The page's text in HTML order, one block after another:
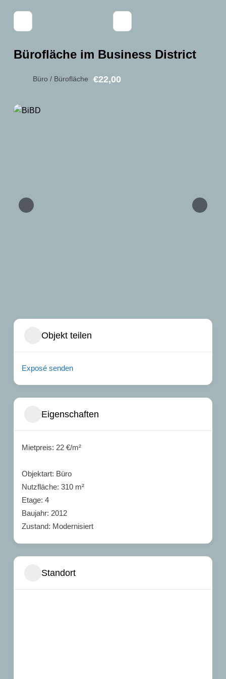
Bürofläche im Business District
Büro / Bürofläche €22,00
Objekt teilen
Exposé senden
Eigenschaften
Mietpreis: 22 €/m²
Objektart: Büro
Nutzfläche: 310 m²
Etage: 4
Baujahr: 2012
Zustand: Modernisiert
Standort